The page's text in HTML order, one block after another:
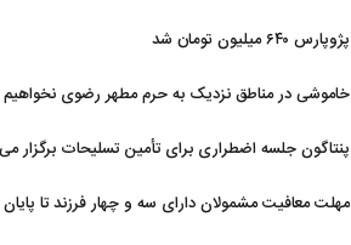
پژوپارس ۶۴۰ میلیون تومان شد
خاموشی در مناطق نزدیک به حرم مطهر رضوی
پنتاگون جلسه اضطراری برای تأمین تسلیحات برگزار